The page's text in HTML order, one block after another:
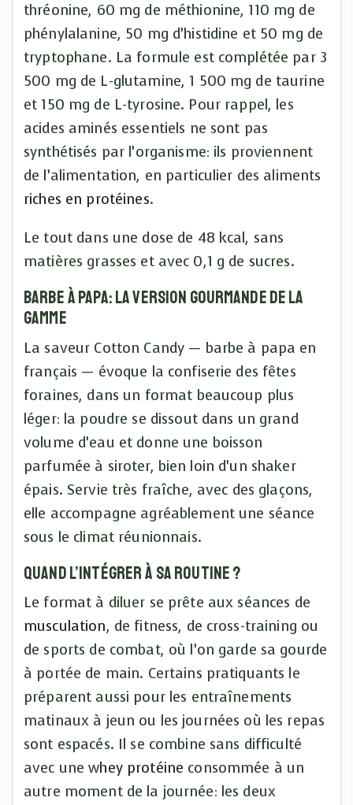
thréonine, 60 mg de méthionine, 110 mg de
phénylalanine, 50 mg d’histidine et 50 mg de
tryptophane. La formule est complétée par 3
500 mg de L-glutamine, 1 500 mg de taurine
et 150 mg de L-tyrosine. Pour rappel, les
acides aminés essentiels ne sont pas
synthétisés par l’organisme: ils proviennent
de l’alimentation, en particulier des aliments
riches en protéines.
Le tout dans une dose de 48 kcal, sans
matières grasses et avec 0,1 g de sucres.
Barbe à papa: la version gourmande de la
gamme
La saveur Cotton Candy — barbe à papa en
français — évoque la confiserie des fêtes
foraines, dans un format beaucoup plus
léger: la poudre se dissout dans un grand
volume d’eau et donne une boisson
parfumée à siroter, bien loin d’un shaker
épais. Servie très fraîche, avec des glaçons,
elle accompagne agréablement une séance
sous le climat réunionnais.
Quand l’intégrer à sa routine ?
Le format à diluer se prête aux séances de
musculation, de fitness, de cross-training ou
de sports de combat, où l’on garde sa gourde
à portée de main. Certains pratiquants le
préparent aussi pour les entraînements
matinaux à jeun ou les journées où les repas
sont espacés. Il se combine sans difficulté
avec unewhey protéine consommée à un
autre moment de la journée: les deux